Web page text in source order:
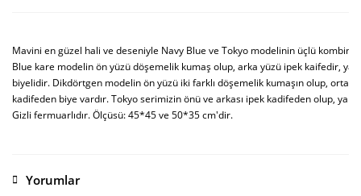
Mavini en güzel hali ve deseniyle Navy Blue ve Tokyo modelinin üçlü kombin
Blue kare modelin ön yüzü döşemelik kumaş olup, arka yüzü ipek kaifedir,
biyelidir. Dikdörtgen modelin ön yüzü iki farklı döşemelik kumaşın olup,
kadifeden biye vardır. Tokyo serimizin önü ve arkası ipek kadifeden olup,
Gizli fermuarlıdır. Ölçüsü: 45*45 ve 50*35 cm'dir.
Yorumlar